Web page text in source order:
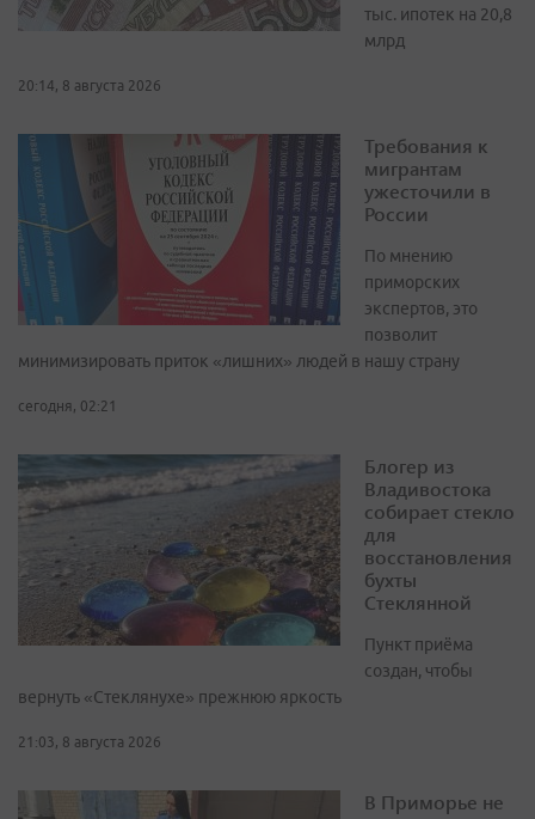
тыс. ипотек на 20,8
млрд
20:14, 8 августа 2026
Требования к
мигрантам
ужесточили в
России
По мнению
приморских
экспертов, это
позволит
минимизировать приток «лишних» людей в нашу страну
сегодня, 02:21
Блогер из
Владивостока
собирает стекло
для
восстановления
бухты
Стеклянной
Пункт приёма
создан, чтобы
вернуть «Стеклянухе» прежнюю яркость
21:03, 8 августа 2026
В Приморье не